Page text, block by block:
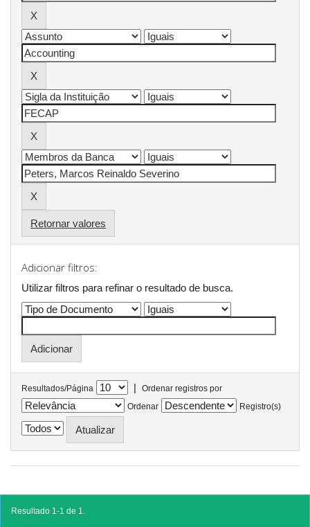
Retornar valores
Adicionar filtros:
Utilizar filtros para refinar o resultado de busca.
Resultados/Página |
Ordenar registros por
Ordenar
Registro(s)
Resultado 1-1 de 1.